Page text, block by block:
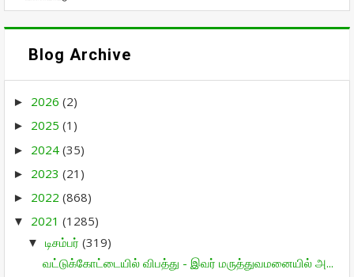
Blog Archive
► 2026 (2)
► 2025 (1)
► 2024 (35)
► 2023 (21)
► 2022 (868)
▼ 2021 (1285)
▼ டிசம்பர் (319)
வட்டுக்கோட்டையில் விபத்து - இவர் மருத்துவமனையில் அ...